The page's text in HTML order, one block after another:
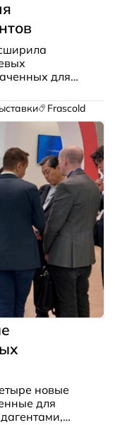
для
(R290),
более высокие
Frascold
новые
для